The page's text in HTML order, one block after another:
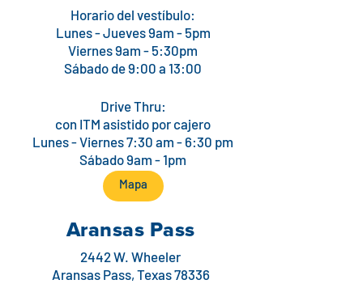
Horario del vestíbulo:
Lunes - Jueves 9am - 5pm
Viernes 9am - 5:30pm
Sábado de 9:00 a 13:00
Drive Thru:
con ITM asistido por cajero
Lunes - Viernes 7:30 am - 6:30 pm
Sábado 9am - 1pm
Mapa
Aransas Pass
2442 W. Wheeler
Aransas Pass, Texas 78336